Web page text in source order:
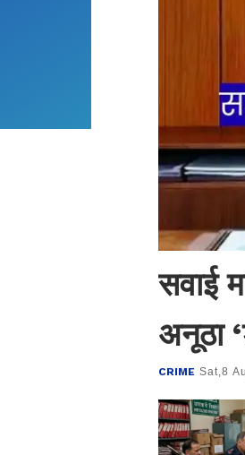
सवाई
अनूठा
CRIME Sat,8